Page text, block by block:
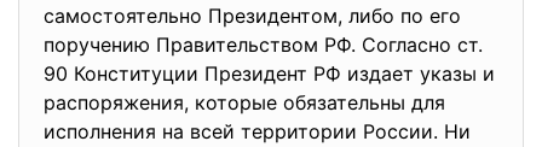
самостоятельно Президентом, либо по его
поручению Правительством РФ. Согласно ст.
90 Конституции Президент РФ издает указы и
распоряжения, которые обязательны для
исполнения на всей территории России. Ни